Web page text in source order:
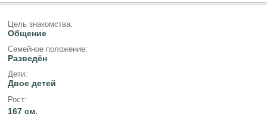
Цель знакомства:
Общение
Семейное положение:
Разведён
Дети:
Двое детей
Рост:
167 см.